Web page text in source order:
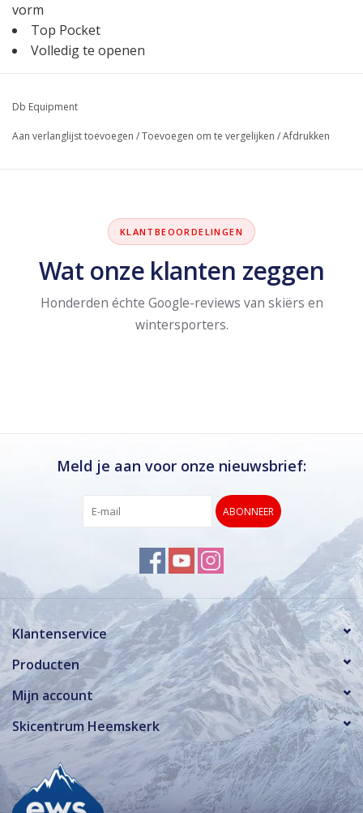
vorm
Top Pocket
Volledig te openen
Db Equipment
Aan verlanglijst toevoegen /Toevoegen om te vergelijken /Afdrukken
KLANTBEOORDELINGEN
Wat onze klanten zeggen
Honderden échte Google-reviews van skiërs en
wintersporters.
Meld je aan voor onze nieuwsbrief:
ABONNEER
Klantenservice
Producten
Mijn account
Skicentrum Heemskerk